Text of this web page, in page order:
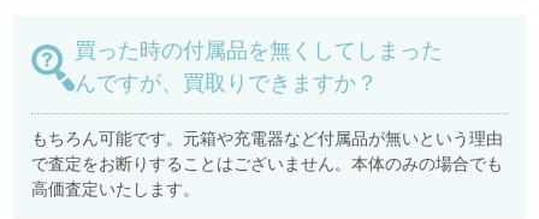
買った時の付属品を無くしてしまった
んですが、買取りできますか？
もちろん可能です。元箱や充電器など付属品が無いという理由
で査定をお断りすることはございません。本体のみの場合でも
高価査定いたします。